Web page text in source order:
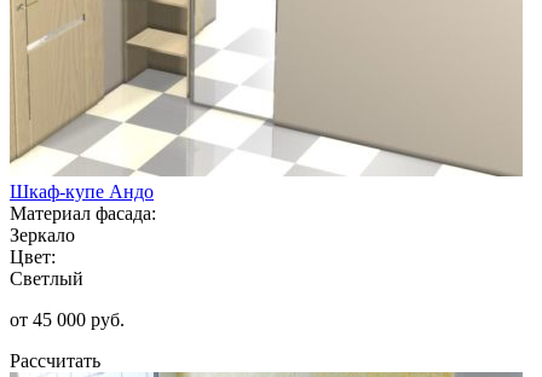
Шкаф-купе Андо
Материал фасада:
Зеркало
Цвет:
Светлый
от 45 000 руб.
Рассчитать